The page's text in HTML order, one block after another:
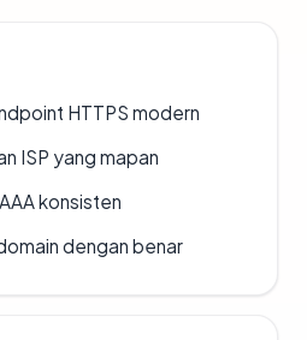
HTTPS modern
ISP yang mapan
konsisten
dengan benar